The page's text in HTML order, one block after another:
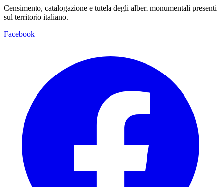
Censimento, catalogazione e tutela degli alberi monumentali presenti
sul territorio italiano.
Facebook